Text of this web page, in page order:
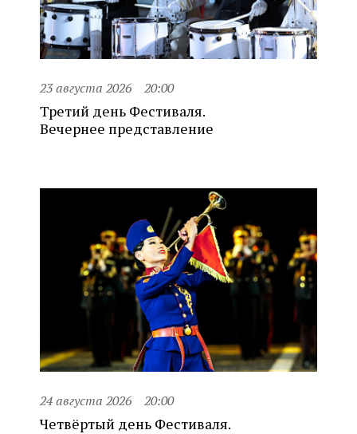
23 августа 2026 20:00
Третий день Фестиваля.
Вечернее представление
24 августа 2026 20:00
Четвёртый день Фестиваля.